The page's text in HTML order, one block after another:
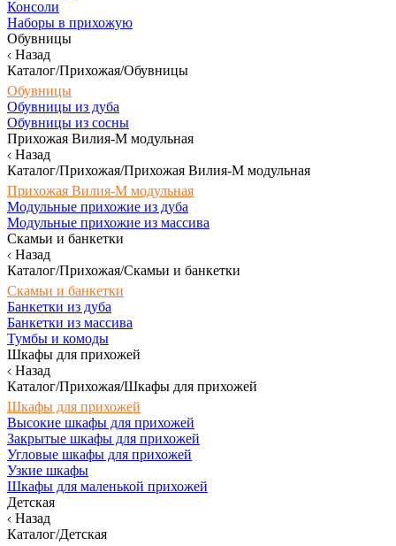
Консоли
Наборы в прихожую
Обувницы
Назад
Каталог/Прихожая/Обувницы
Обувницы
Обувницы из дуба
Обувницы из сосны
Прихожая Вилия-М модульная
Назад
Каталог/Прихожая/Прихожая Вилия-М модульная
Прихожая Вилия-М модульная
Модульные прихожие из дуба
Модульные прихожие из массива
Скамьи и банкетки
Назад
Каталог/Прихожая/Скамьи и банкетки
Скамьи и банкетки
Банкетки из дуба
Банкетки из массива
Тумбы и комоды
Шкафы для прихожей
Назад
Каталог/Прихожая/Шкафы для прихожей
Шкафы для прихожей
Высокие шкафы для прихожей
Закрытые шкафы для прихожей
Угловые шкафы для прихожей
Узкие шкафы
Шкафы для маленькой прихожей
Детская
Назад
Каталог/Детская